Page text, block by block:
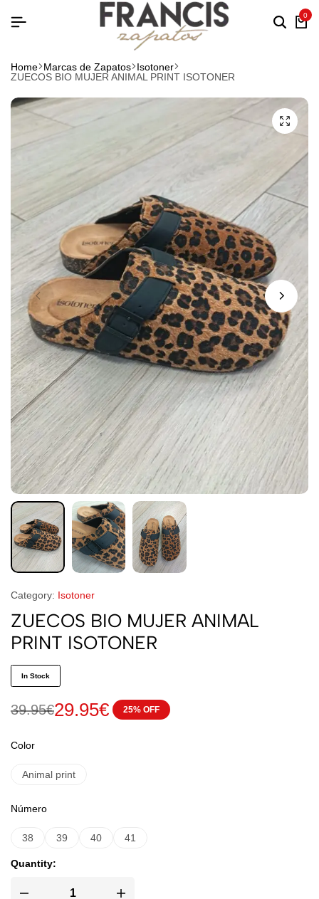
0
Home Marcas de Zapatos Isotoner
ZUECOS BIO MUJER ANIMAL PRINT ISOTONER
Category: Isotoner
ZUECOS BIO MUJER ANIMAL
PRINT ISOTONER
In Stock
39.95€29.95€ 25% OFF
Color
Animal print
Número
38 39 40 41
Quantity: